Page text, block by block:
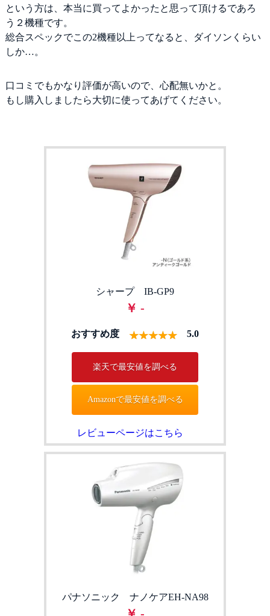
という方は、本当に買ってよかったと思って頂けるであろ
う２機種です。
総合スペックでこの2機種以上ってなると、ダイソンくらい
しか…。
口コミでもかなり評価が高いので、心配無いかと。
もし購入しましたら大切に使ってあげてください。
シャープ IB-GP9
￥ -
おすすめ度 5.0
楽天で最安値を調べる
Amazonで最安値を調べる
レビューページはこちら
パナソニック ナノケアEH-NA98